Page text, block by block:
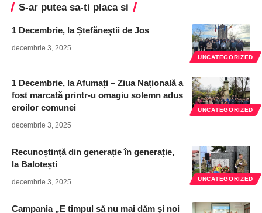
S-ar putea sa-ti placa si
UNCATEGORIZED
1 Decembrie, la Ștefăneștii de Jos
decembrie 3, 2025
UNCATEGORIZED
1 Decembrie, la Afumați – Ziua Națională a
fost marcată printr-u omagiu solemn adus
eroilor comunei
decembrie 3, 2025
UNCATEGORIZED
Recunoștință din generație în generație,
la Balotești
decembrie 3, 2025
Campania „E timpul să nu mai dăm și noi